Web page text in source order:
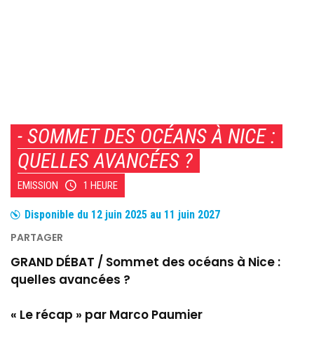
- SOMMET DES OCÉANS À NICE :
QUELLES AVANCÉES ?
EMISSION 1 HEURE
Disponible du 12 juin 2025 au 11 juin 2027
GRAND DÉBAT / Sommet des océans à Nice :
quelles avancées ?
« Le récap » par Marco Paumier